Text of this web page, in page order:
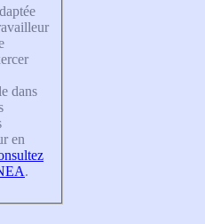
dans
en
.